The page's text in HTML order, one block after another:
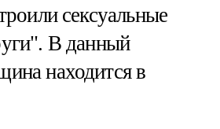
сексуальные
В данный
находится в